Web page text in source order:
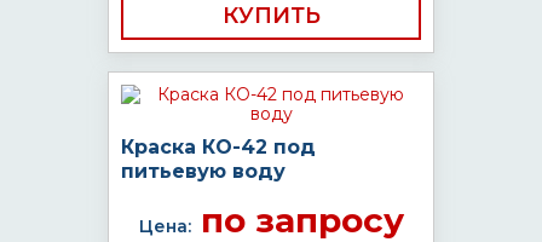
КУПИТЬ
Краска КО-42 под
питьевую воду
Цена:по запросу